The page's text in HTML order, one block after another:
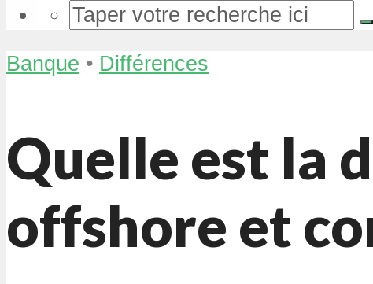
Banque • Différences
Quelle est la
offshore et